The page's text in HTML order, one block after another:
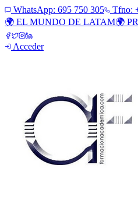
WhatsApp: 695 750 305
Tfno:
🌍 EL MUNDO DE LATAM🌍
Acceder